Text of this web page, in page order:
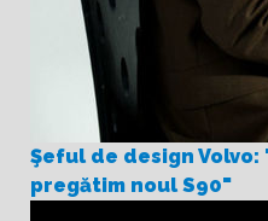
Şeful de design Volvo:
pregătim noul S90"